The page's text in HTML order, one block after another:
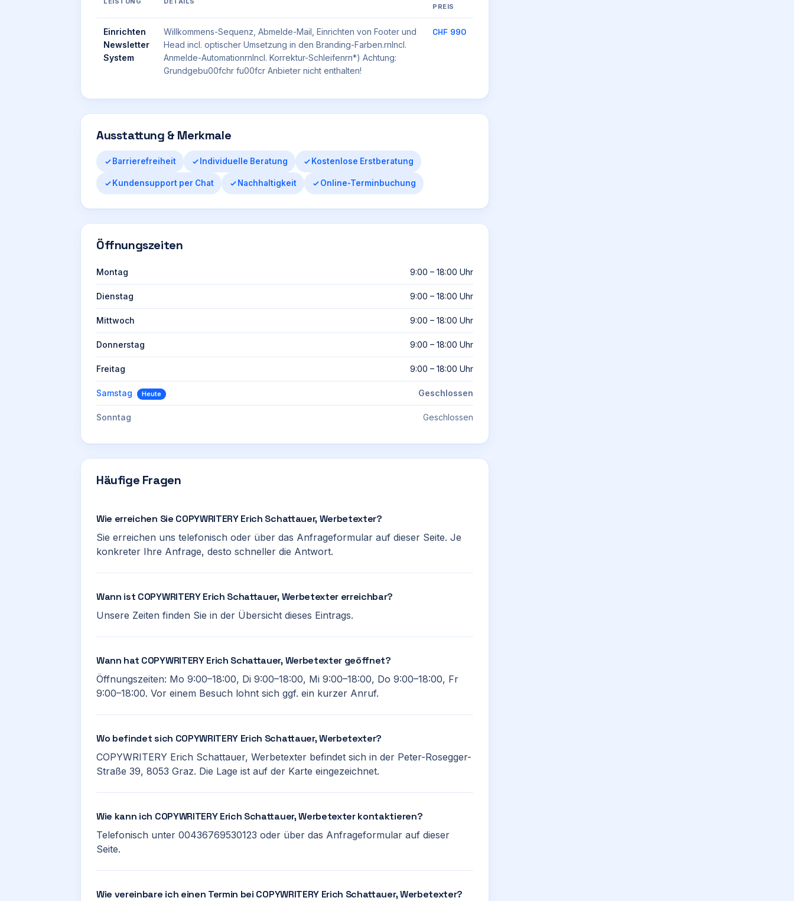
PREIS
Einrichten
Newsletter
System
Willkommens-Sequenz, Abmelde-Mail, Einrichten von Footer und
Head incl. optischer Umsetzung in den Branding-Farben.rnIncl.
Anmelde-AutomationrnIncl. Korrektur-Schleifenrn*) Achtung:
Grundgebu00fchr fu00fcr Anbieter nicht enthalten!
CHF 990
Ausstattung & Merkmale
Barrierefreiheit Individuelle Beratung Kostenlose Erstberatung
Kundensupport per Chat Nachhaltigkeit Online-Terminbuchung
Öffnungszeiten
Montag 9:00 – 18:00 Uhr
Dienstag 9:00 – 18:00 Uhr
Mittwoch 9:00 – 18:00 Uhr
Donnerstag 9:00 – 18:00 Uhr
Freitag 9:00 – 18:00 Uhr
Samstag Heute Geschlossen
Sonntag Geschlossen
Häufige Fragen
Wie erreichen Sie COPYWRITERY Erich Schattauer, Werbetexter?
Sie erreichen uns telefonisch oder über das Anfrageformular auf dieser Seite. Je
konkreter Ihre Anfrage, desto schneller die Antwort.
Wann ist COPYWRITERY Erich Schattauer, Werbetexter erreichbar?
Unsere Zeiten finden Sie in der Übersicht dieses Eintrags.
Wann hat COPYWRITERY Erich Schattauer, Werbetexter geöffnet?
Öffnungszeiten: Mo 9:00–18:00, Di 9:00–18:00, Mi 9:00–18:00, Do 9:00–18:00, Fr
9:00–18:00. Vor einem Besuch lohnt sich ggf. ein kurzer Anruf.
Wo befindet sich COPYWRITERY Erich Schattauer, Werbetexter?
COPYWRITERY Erich Schattauer, Werbetexter befindet sich in der Peter-Rosegger-
Straße 39, 8053 Graz. Die Lage ist auf der Karte eingezeichnet.
Wie kann ich COPYWRITERY Erich Schattauer, Werbetexter kontaktieren?
Telefonisch unter 00436769530123 oder über das Anfrageformular auf dieser
Seite.
Wie vereinbare ich einen Termin bei COPYWRITERY Erich Schattauer, Werbetexter?